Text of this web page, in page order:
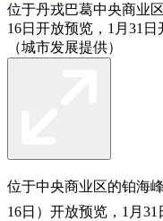
位于丹戎巴葛中央商业
16日开放预览，1月31日
（城市发展提供）
位于中央商业区的铂海
16日）开放预览，1月